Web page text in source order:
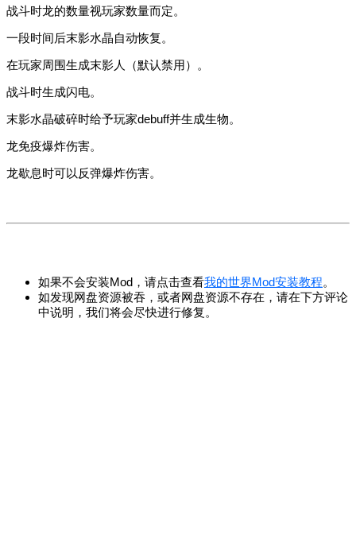
战斗时龙的数量视玩家数量而定。
一段时间后末影水晶自动恢复。
在玩家周围生成末影人（默认禁用）。
战斗时生成闪电。
末影水晶破碎时给予玩家debuff并生成生物。
龙免疫爆炸伤害。
龙歇息时可以反弹爆炸伤害。
如果不会安装Mod，请点击查看我的世界Mod安装教程。
如发现网盘资源被吞，或者网盘资源不存在，请在下方评论
中说明，我们将会尽快进行修复。